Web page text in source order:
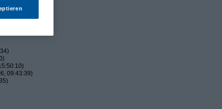
09:43:39)